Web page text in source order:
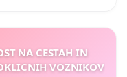
NA CESTAH IN
VOZNIKOV